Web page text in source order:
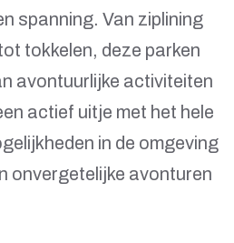
spanning. Van ziplining
tokkelen, deze parken
avontuurlijke activiteiten
actief uitje met het hele
in de omgeving
onvergetelijke avonturen